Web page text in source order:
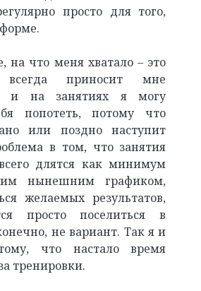
просто для того,
на что меня хватало – это
приносит мне
и на занятиях я могу
попотеть, потому что
или поздно наступит
в том, что занятия
длятся как минимум
нынешним графиком,
желаемых результатов,
просто поселиться в
не вариант. Так я и
что настало время
тренировки.